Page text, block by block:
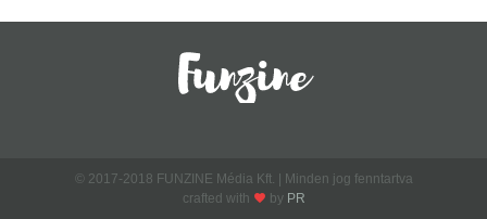
© 2017-2018 FUNZINE Média Kft. | Minden jog fenntartva
crafted with
by PR